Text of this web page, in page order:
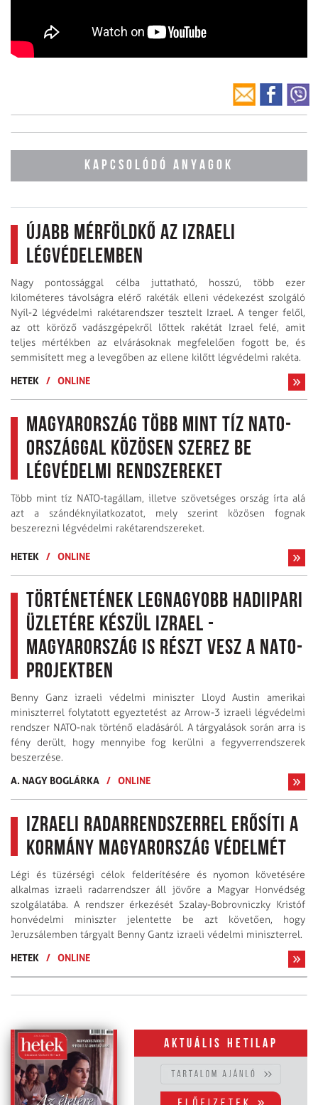
KAPCSOLÓDÓ ANYAGOK
Újabb mérföldkő az izraeli
légvédelemben
Nagy pontossággal célba juttatható, hosszú, több ezer
kilométeres távolságra elérő rakéták elleni védekezést szolgáló
Nyíl-2 légvédelmi rakétarendszer tesztelt Izrael. A tenger felől,
az ott köröző vadászgépekről lőttek rakétát Izrael felé, amit
teljes mértékben az elvárásoknak megfelelően fogott be, és
semmisített meg a levegőben az ellene kilőtt légvédelmi rakéta.
HETEK
/ ONLINE
Magyarország több mint tíz NATO-
országgal közösen szerez be
légvédelmi rendszereket
Több mint tíz NATO-tagállam, illetve szövetséges ország írta alá
azt a szándéknyilatkozatot, mely szerint közösen fognak
beszerezni légvédelmi rakétarendszereket.
HETEK / ONLINE
Történetének legnagyobb hadiipari
üzletére készül Izrael -
Magyarország is részt vesz a NATO-
projektben
Benny Ganz izraeli védelmi miniszter Lloyd Austin amerikai
miniszterrel folytatott egyeztetést az Arrow-3 izraeli légvédelmi
rendszer NATO-nak történő eladásáról. A tárgyalások során arra is
fény derült, hogy mennyibe fog kerülni a fegyverrendszerek
beszerzése.
A. NAGY BOGLÁRKA / ONLINE
Izraeli radarrendszerrel erősíti a
kormány Magyarország védelmét
Légi és tüzérségi célok felderítésére és nyomon követésére
alkalmas izraeli radarrendszer áll jövőre a Magyar Honvédség
szolgálatába. A rendszer érkezését Szalay-Bobrovniczky Kristóf
honvédelmi miniszter jelentette be azt követően, hogy
Jeruzsálemben tárgyalt Benny Gantz izraeli védelmi miniszterrel.
HETEK
/ ONLINE
Aktuális hetilap